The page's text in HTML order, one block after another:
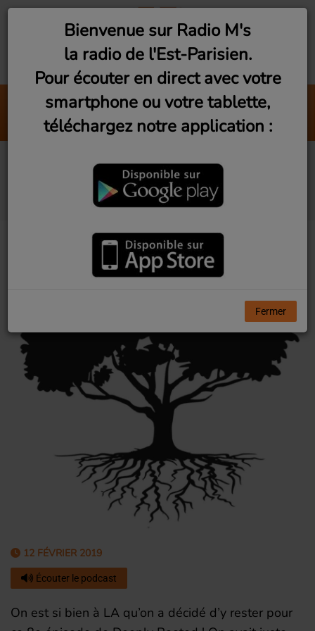
Gone too soon
Michael Jackson
Deeply Rooted #8 : Still
ridin’ in LA
12 FÉVRIER 2019
Écouter le podcast
On est si bien à LA qu’on a décidé d’y rester pour
Bienvenue sur Radio M's
la radio de l'Est-Parisien.
Pour écouter en direct avec votre
smartphone ou votre tablette,
téléchargez notre application :
Fermer